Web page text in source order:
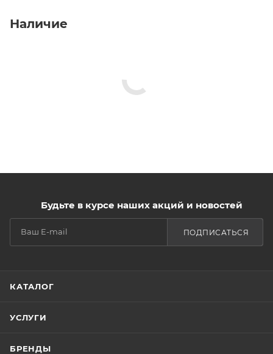
Наличие
Будьте в курсе наших акций и новостей
ПОДПИСАТЬСЯ
КАТАЛОГ
УСЛУГИ
БРЕНДЫ